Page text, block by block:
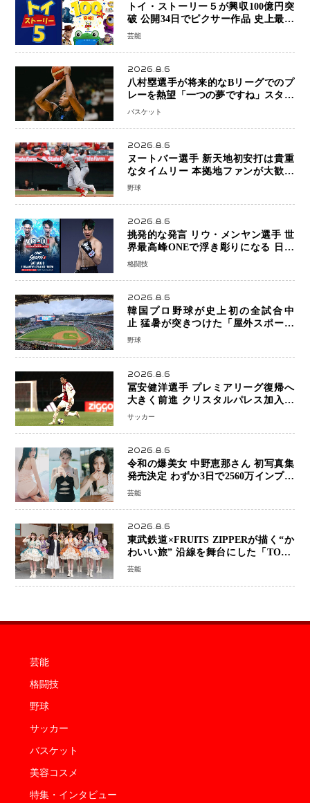
トイ・ストーリー５が興収100億円突
破 公開34日でピクサー作品 史上最速
日本歴代シリーズ最高更新も目前
芸能
2026.8.6
八村塁選手が将来的なBリーグでのプ
レーを熱望「一つの夢ですね」スター
帰還がリーグ価値を押し上げる可能性
バスケット
2026.8.6
ヌートバー選手 新天地初安打は貴重
なタイムリー 本拠地ファンが大歓声
笑顔で歓喜
野球
2026.8.6
挑発的な発言 リウ・メンヤン選手 世
界最高峰ONEで浮き彫りになる 日本
キックボクシングが直面する“技術
格闘技
2026.8.6
韓国プロ野球が史上初の全試合中
止 猛暑が突きつけた「屋外スポーツ
の限界」 日本発のドーム型施設時代
野球
2026.8.6
冨安健洋選手 プレミアリーグ復帰へ
大きく前進 クリスタルパレス加入目
前 メディカルチェックも通過
サッカー
2026.8.6
令和の爆美女 中野恵那さん 初写真集
発売決定 わずか3日で2560万インプレ
ッションを記録した話題の美貌を凝縮
芸能
2026.8.6
東武鉄道×FRUITS ZIPPERが描く“か
わいい旅” 沿線を舞台にした「TOBU
KAWAII PROJECT」が開幕
芸能
芸能
格闘技
野球
サッカー
バスケット
美容コスメ
特集・インタビュー